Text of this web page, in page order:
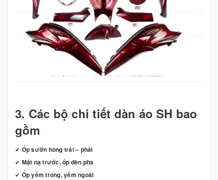
3. Các bộ chi tiết dàn áo SH bao
gồm
✔ Ốp sườn hông trái – phải
✔ Mặt nạ trước, ốp đèn pha
✔ Ốp yếm trong, yếm ngoài